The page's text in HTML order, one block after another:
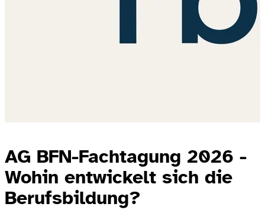
AG BFN-Fachtagung 2026 -
Wohin entwickelt sich die
Berufsbildung?